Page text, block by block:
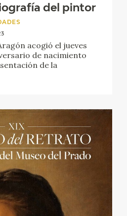
del pintor
acogió el jueves
de nacimiento
de la